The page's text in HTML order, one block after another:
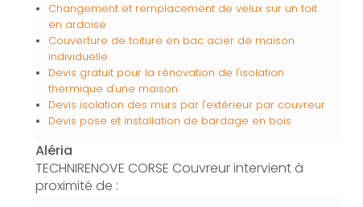
Changement et remplacement de velux sur un toit
en ardoise
Couverture de toiture en bac acier de maison
individuelle
Devis gratuit pour la rénovation de l'isolation
thermique d'une maison
Devis isolation des murs par l'extérieur par couvreur
Devis pose et installation de bardage en bois
Aléria
TECHNIRENOVE CORSE Couvreur intervient à
proximité de :